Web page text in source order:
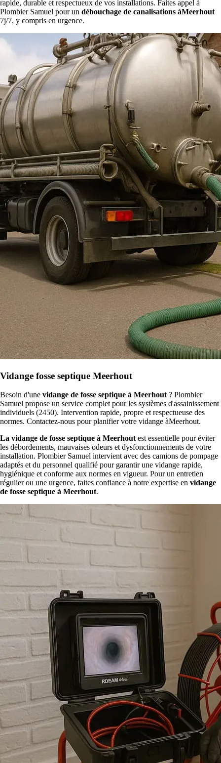
rapide, durable et respectueux de vos installations. Faites appel à
Plombier Samuel pour un débouchage de canalisations àMeerhout
7j/7, y compris en urgence.
Vidange fosse septique Meerhout
Besoin d'une vidange de fosse septique à Meerhout ? Plombier
Samuel propose un service complet pour les systèmes d'assainissement
individuels (2450). Intervention rapide, propre et respectueuse des
normes. Contactez-nous pour planifier votre vidange àMeerhout.
La vidange de fosse septique à Meerhout est essentielle pour éviter
les débordements, mauvaises odeurs et dysfonctionnements de votre
installation. Plombier Samuel intervient avec des camions de pompage
adaptés et du personnel qualifié pour garantir une vidange rapide,
hygiénique et conforme aux normes en vigueur. Pour un entretien
régulier ou une urgence, faites confiance à notre expertise en vidange
de fosse septique à Meerhout.